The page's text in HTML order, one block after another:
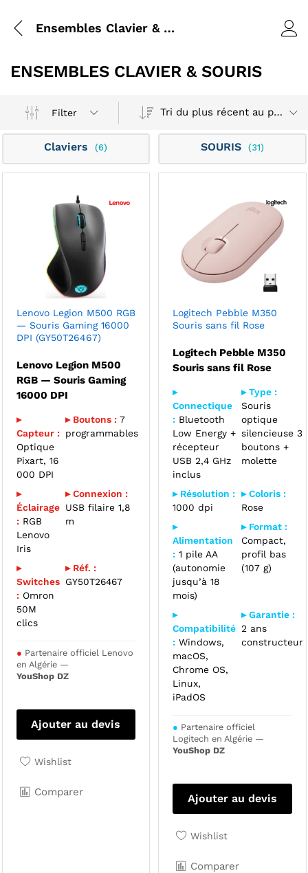
Ensembles Clavier & Souris
ENSEMBLES CLAVIER & SOURIS
Filter Tri du plus récent au plus ancien
Claviers (6) SOURIS (31)
Lenovo Legion M500 RGB
— Souris Gaming 16000
DPI (GY50T26467)
Lenovo Legion M500
RGB — Souris Gaming
16000 DPI
▸
Capteur :
Optique
Pixart, 16
000 DPI
▸ Boutons :7
programmables
▸
Éclairage
:RGB
Lenovo
Iris
▸ Connexion :
USB filaire 1,8
m
▸
Switches
:Omron
50M
clics
▸ Réf. :
GY50T26467
● Partenaire officiel Lenovo
en Algérie —
YouShop DZ
Ajouter au devis
Wishlist
Comparer
Logitech Pebble M350
Souris sans fil Rose
Logitech Pebble M350
Souris sans fil Rose
▸
Connectique
: Bluetooth
Low Energy +
récepteur
USB 2,4 GHz
inclus
▸ Type :
Souris
optique
silencieuse 3
boutons +
molette
▸ Résolution :
1000 dpi
▸ Coloris :
Rose
▸
Alimentation
: 1 pile AA
(autonomie
jusqu’à 18
mois)
▸ Format :
Compact,
profil bas
(107 g)
▸
Compatibilité
: Windows,
macOS,
Chrome OS,
Linux,
iPadOS
▸ Garantie :
2 ans
constructeur
● Partenaire officiel
Logitech en Algérie —
YouShop DZ
Ajouter au devis
Wishlist
Comparer